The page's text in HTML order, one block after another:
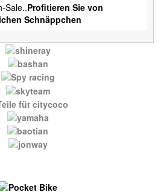
Sale..Profitieren Sie von
Schnäppchen